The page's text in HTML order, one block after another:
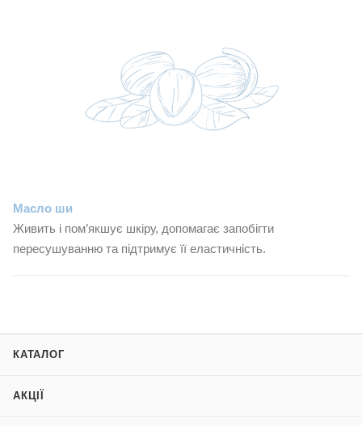
Масло ши
Живить і пом’якшує шкіру, допомагає запобігти
пересушуванню та підтримує її еластичність.
КАТАЛОГ
АКЦІЇ